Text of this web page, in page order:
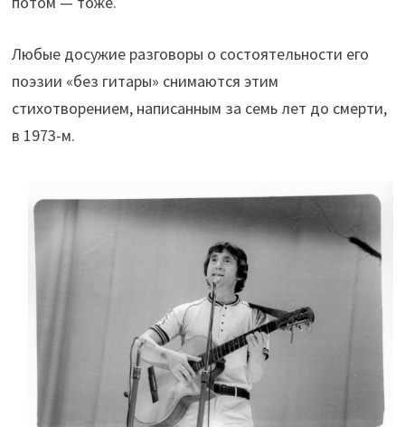
Любые досужие разговоры о состоятельности его
поэзии «без гитары» снимаются этим
стихотворением, написанным за семь лет до смерти,
в 1973-м.